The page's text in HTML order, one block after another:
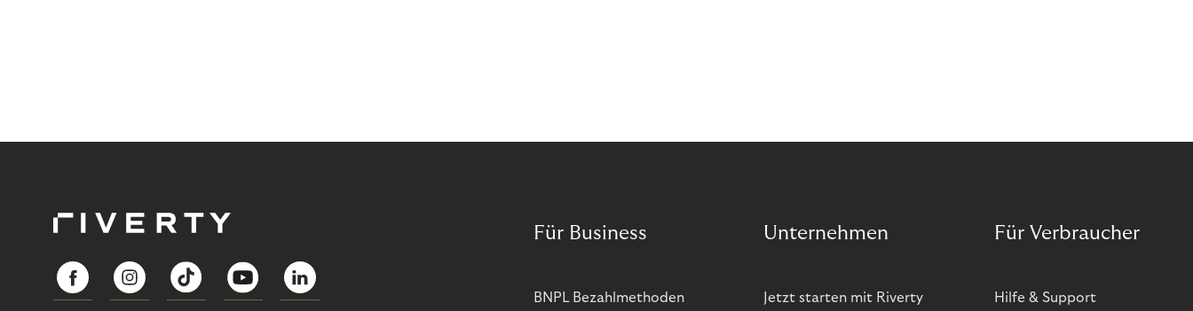
Für Business
BNPL Bezahlmethoden
Unternehmen
Jetzt starten mit Riverty
Für Verbraucher
Hilfe & Support